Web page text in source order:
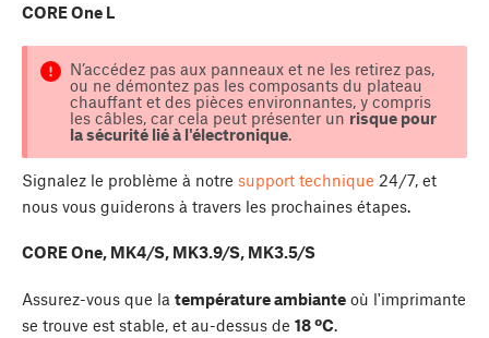
CORE One L
N’accédez pas aux panneaux et ne les retirez pas,
ou ne démontez pas les composants du plateau
chauffant et des pièces environnantes, y compris
les câbles, car cela peut présenter un risque pour
la sécurité lié à l'électronique.
Signalez le problème à notre support technique 24/7, et
nous vous guiderons à travers les prochaines étapes.
CORE One, MK4/S, MK3.9/S, MK3.5/S
Assurez-vous que la température ambiante où l'imprimante
se trouve est stable, et au-dessus de 18 ºC.